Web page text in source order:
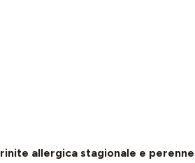
rinite allergica stagionale e perenne